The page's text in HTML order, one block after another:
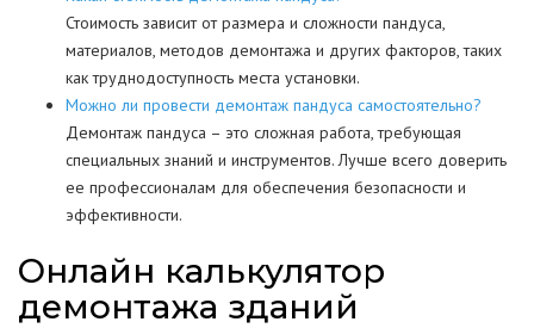
Стоимость зависит от размера и сложности пандуса,
материалов, методов демонтажа и других факторов, таких
как труднодоступность места установки.
Можно ли провести демонтаж пандуса самостоятельно?
Демонтаж пандуса – это сложная работа, требующая
специальных знаний и инструментов. Лучше всего доверить
ее профессионалам для обеспечения безопасности и
эффективности.
Онлайн калькулятор
демонтажа зданий